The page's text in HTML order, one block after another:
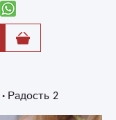
Радость 2